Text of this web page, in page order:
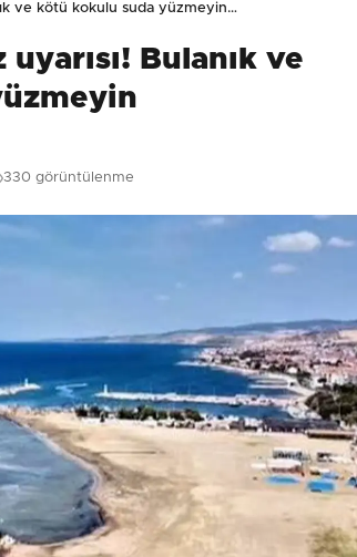
Gönder
ve kötü kokulu suda yüzmeyin…
uyarısı! Bulanık ve
330 görüntülenme